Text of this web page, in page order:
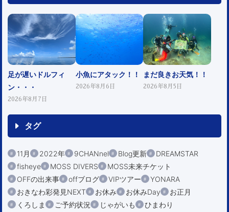
足が遅いドルフィ
ン・・・
2026年8月7日
小魚にアタック！！
2026年8月6日
まだ良きお天気！！
2026年8月5日
タグ
11月 2022年 9CHANnel Blog更新
DREAMSTAR
fisheye
MOSS DIVERS
MOSS未来チケット
OFFの出来事
offブログ VIPツアー
YONARA
おきなわ彩発見NEXT
お休み お休みDay
お正月
くろしま
ご予約状況 じゃがいも
ひまわり